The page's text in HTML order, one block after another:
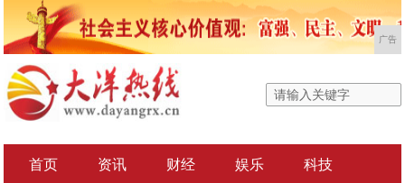
广告
首页 资讯 财经 娱乐 科技